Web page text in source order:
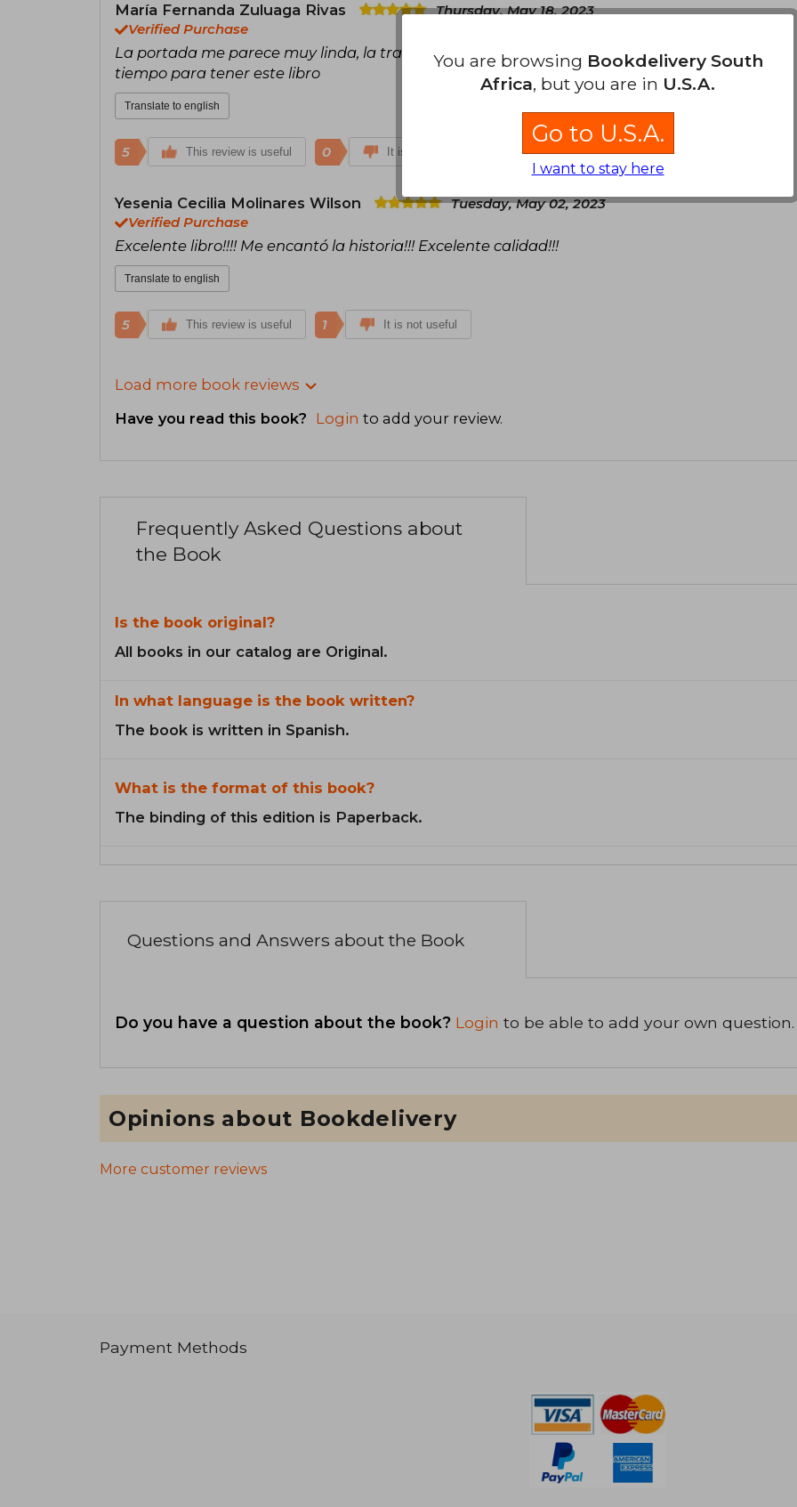
María Fernanda Zuluaga Rivas
Thursday, May 18, 2023
Verified Purchase
La portada me parece muy linda, la trama y los personajes excelente, espere mucho
tiempo para tener este libro
Translate to english
5 This review is useful 0 It is not useful
Yesenia Cecilia Molinares Wilson
Tuesday, May 02, 2023
Verified Purchase
Excelente libro!!!! Me encantó la historia!!! Excelente calidad!!!
Translate to english
5 This review is useful 1 It is not useful
Load more book reviews
Have you read this book? Login to add your review.
Frequently Asked Questions about
the Book
Is the book original?
All books in our catalog are Original.
In what language is the book written?
The book is written in Spanish.
What is the format of this book?
The binding of this edition is Paperback.
Questions and Answers about the Book
Do you have a question about the book? Login to be able to add your own question.
Opinions about Bookdelivery
More customer reviews
Payment Methods
You are browsing Bookdelivery South
Africa, but you are in U.S.A.
Go to U.S.A.
I want to stay here